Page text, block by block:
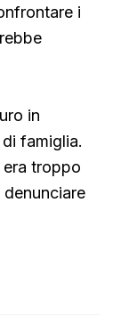
i
in
famiglia.
troppo